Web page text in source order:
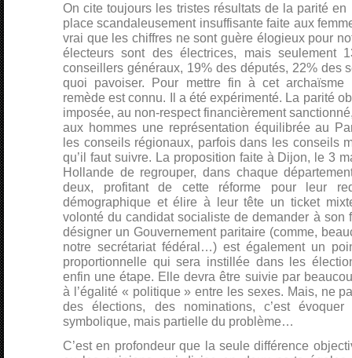
On cite toujours les tristes résultats de la parité
place scandaleusement insuffisante faite aux
vrai que les chiffres ne sont guère élogieux pour
électeurs sont des électrices, mais seulement
conseillers généraux, 19% des députés, 22% des
quoi pavoiser. Pour mettre fin à cet
remède est connu. Il a été expérimenté. La parité
imposée, au non-respect financièrement
aux hommes une représentation équilibrée au
les conseils régionaux, parfois dans les conseils
qu’il faut suivre. La proposition faite à Dijon, le 3
Hollande de regrouper, dans chaque
deux, profitant de cette réforme pour leur
démographique et élire à leur tête un ticket
volonté du candidat socialiste de demander à son
désigner un Gouvernement paritaire (comme,
notre secrétariat fédéral…) est également un
proportionnelle qui sera instillée dans les
enfin une étape. Elle devra être suivie par
à l’égalité « politique » entre les sexes. Mais, ne
des élections, des nominations, c’est
symbolique, mais partielle du problème…
C’est en profondeur que la seule différence